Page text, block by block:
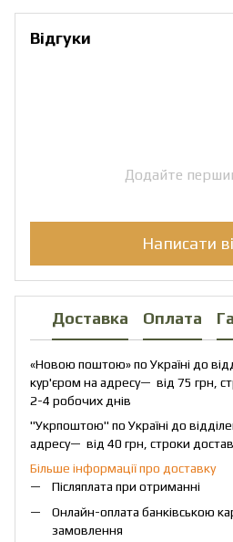
Відгуки
Додайте
Написати
Доставка Оплата
«Новою поштою» по Україні до
кур'єром на адресу— від 75 грн,
2-4 робочих днів
"Укрпоштою" по Україні до
адресу— від 40 грн, строки
Більше інформації про доставку
Післяплата при отриманні
Онлайн-оплата банківською
замовлення